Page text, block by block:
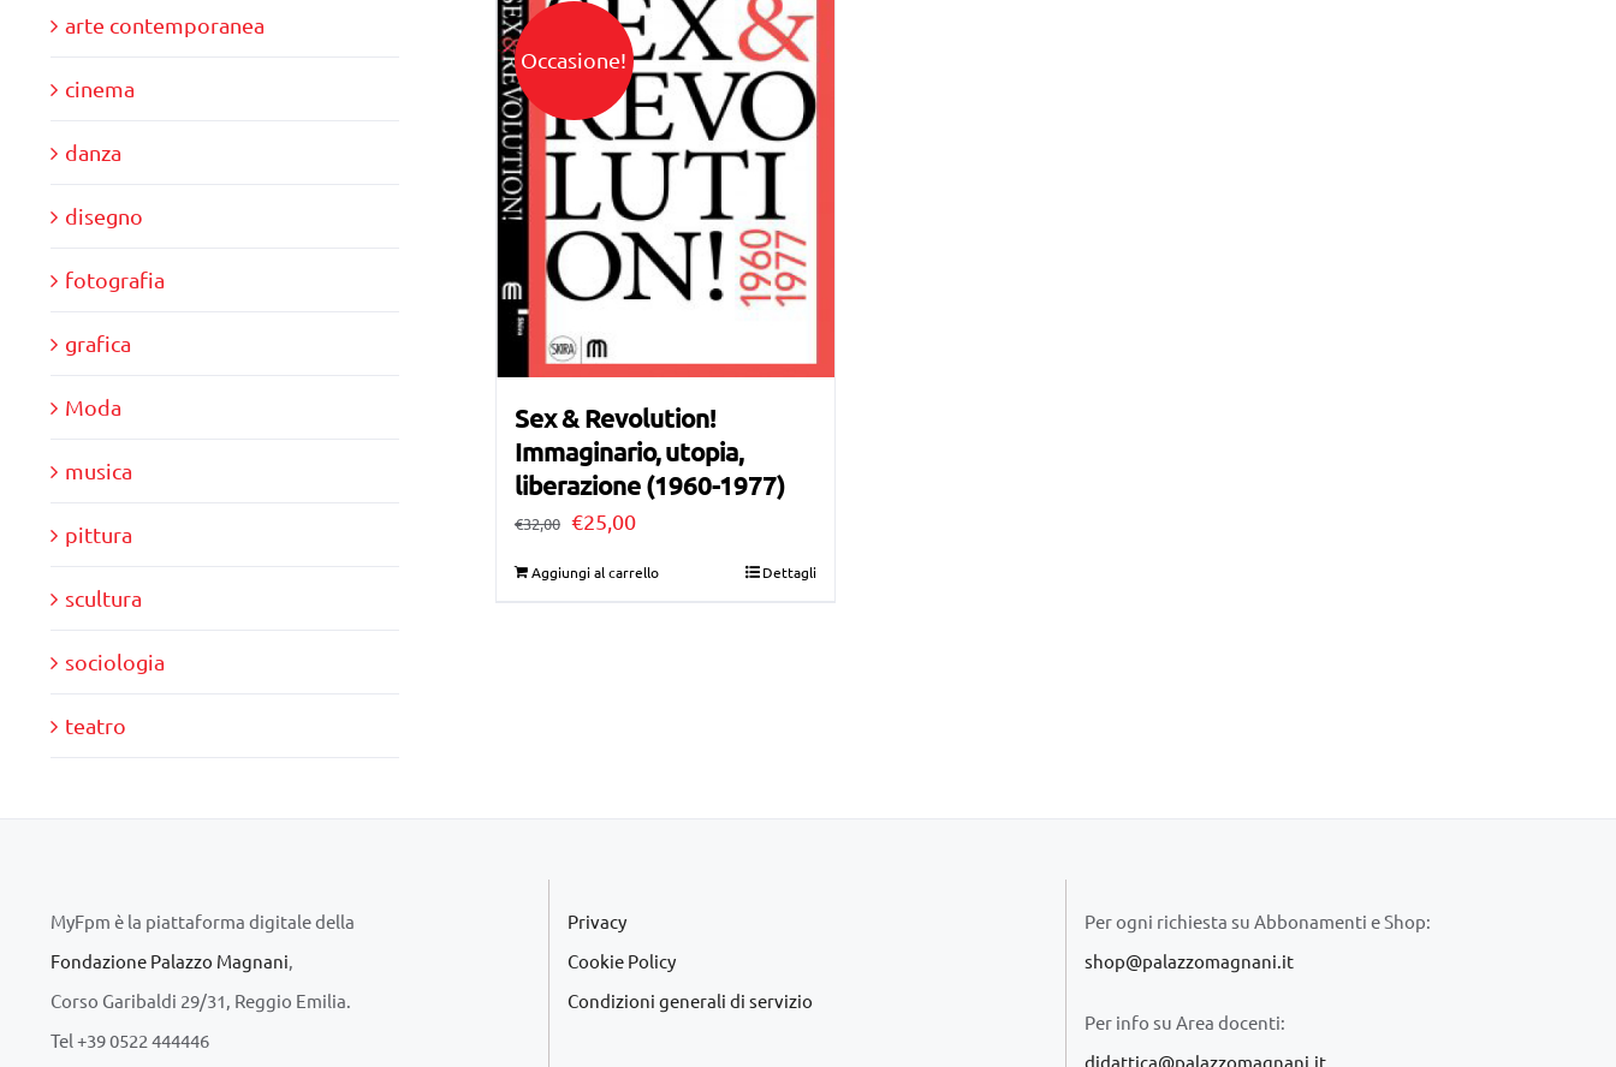
Occasione!
Sex & Revolution!
Immaginario, utopia,
liberazione (1960-1977)
€32,00 Il
€25,00Il
Aggiungi al carrello Dettagli
arte contemporanea
cinema
danza
disegno
fotografia
grafica
Moda
musica
pittura
scultura
sociologia
teatro
MyFpm è la piattaforma digitale della
Fondazione Palazzo Magnani
Corso Garibaldi 29/31, Reggio Emilia.
Tel +39 0522 444446
Privacy
Cookie Policy
Condizioni generali di servizio
Per ogni richiesta su Abbonamenti e Shop:
shop@palazzomagnani.it
Per info su Area docenti:
didattica@palazzomagnani.it